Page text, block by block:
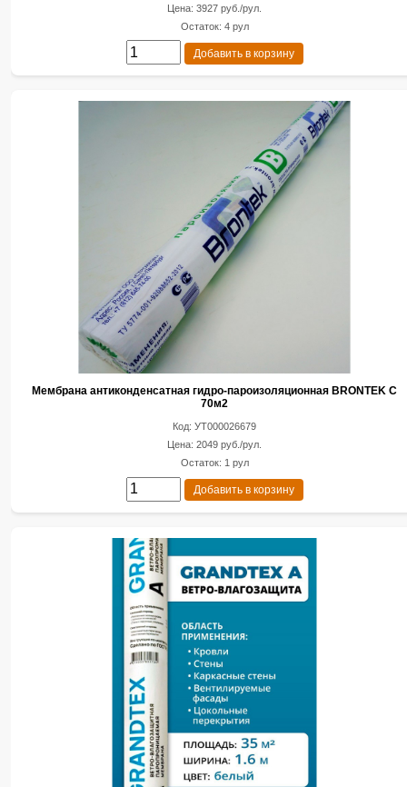
Цена: 3927 руб./рул.
Остаток: 4 рул
Добавить в корзину
Мембрана антиконденсатная гидро-пароизоляционная BRONTEK С
70м2
Код: УТ000026679
Цена: 2049 руб./рул.
Остаток: 1 рул
Добавить в корзину